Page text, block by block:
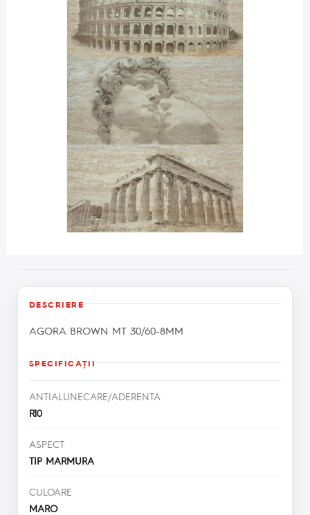
DESCRIERE
AGORA BROWN MT 30/60-8MM
SPECIFICAŢII
ANTIALUNECARE/ADERENTA
R10
ASPECT
TIP MARMURA
CULOARE
MARO